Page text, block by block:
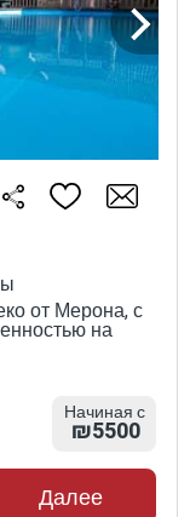
от Мерона, с
на
Начиная с
₪5500
Далее